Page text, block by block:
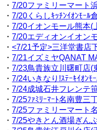
・ 7/20ファミリーマート
・ 7/20くらしｷｯﾁﾝｲｵﾝﾓｰﾙ
・ 7/20イオンモール熊本(
・ 7/20エディオンイオン
・ <7/21予定>三洋堂書店
・ 7/21イズミヤQANAT
・ 7/23鳥貴族立川曙町店(
・ 7/24いきなり!ｽﾃｰｷｲｵﾝﾓ
・ 7/24成城石井フレンテ
・ 7/25ﾌｧﾐﾘｰﾏｰﾄ名南豊三
・ 7/25ファミリーマート
・ 7/25やきとん酒場ぎん